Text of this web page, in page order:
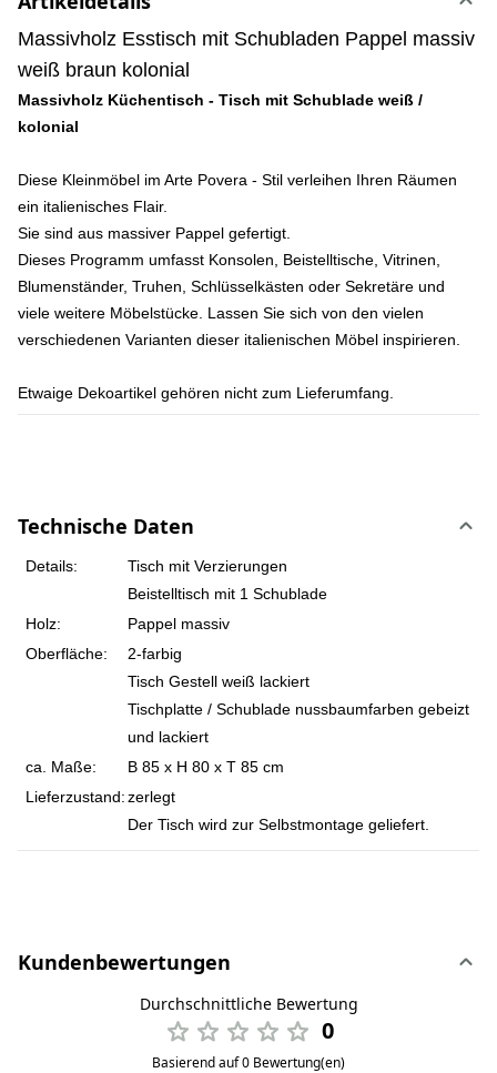
Massivholz Esstisch mit Schubladen Pappel massiv
weiß braun kolonial
Massivholz Küchentisch - Tisch mit Schublade weiß /
kolonial
Diese Kleinmöbel im Arte Povera - Stil verleihen Ihren Räumen
ein italienisches Flair.
Sie sind aus massiver Pappel gefertigt.
Dieses Programm umfasst Konsolen, Beistelltische, Vitrinen,
Blumenständer, Truhen, Schlüsselkästen oder Sekretäre und
viele weitere Möbelstücke. Lassen Sie sich von den vielen
verschiedenen Varianten dieser italienischen Möbel inspirieren.
Etwaige Dekoartikel gehören nicht zum Lieferumfang.
Technische Daten
Details:
Tisch mit Verzierungen
Beistelltisch mit 1 Schublade
Holz:
Pappel massiv
Oberfläche:
2-farbig
Tisch Gestell weiß lackiert
Tischplatte / Schublade nussbaumfarben gebeizt
und lackiert
ca. Maße:
B 85 x H 80 x T 85 cm
Lieferzustand:zerlegt
Der Tisch wird zur Selbstmontage geliefert.
Kundenbewertungen
Durchschnittliche Bewertung
0
Basierend auf 0 Bewertung(en)